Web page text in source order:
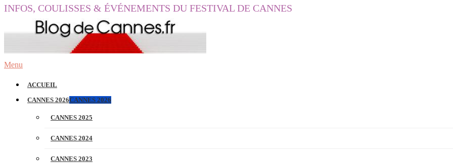
INFOS, COULISSES & ÉVÉNEMENTS DU FESTIVAL DE CANNES
Menu
ACCUEIL
CANNES 2026CANNES 2026
CANNES 2025
CANNES 2024
CANNES 2023